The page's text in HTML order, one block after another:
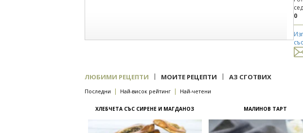
0
ЛЮБИМИ РЕЦЕПТИ | МОИТЕ РЕЦЕПТИ | АЗ СГОТВИХ
Последни | Най-висок рейтинг | Най-четени
ХЛЕБЧЕТА СЪС СИРЕНЕ И МАГДАНОЗ МАЛИНОВ ТАРТ